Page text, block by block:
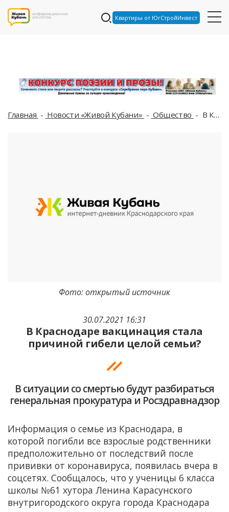
Квартиры от ЮгСтройИнвест
Главная Новости «Живой Кубани» Общество В Краснодаре вакцинация стала причиной гибели целой семьи?
30.07.2021 16:31
В Краснодаре вакцинация стала
причиной гибели целой семьи?
В ситуации со смертью будут разбираться
генеральная прокуратура и Росздравнадзор
Фото: открытый источник
Информация о семье из Краснодара, в
которой погибли все взрослые родственники
предположительно от последствий после
прививки от коронавируса, появилась вчера в
соцсетях. Сообщалось, что у ученицы 6 класса
школы №61 хутора Ленина Карасунского
внутригородского округа города Краснодара